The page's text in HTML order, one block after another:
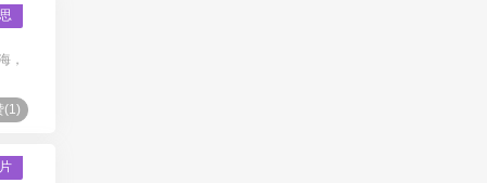
，
(1)